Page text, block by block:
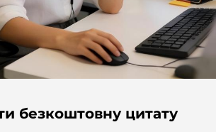
безкоштовну цитату